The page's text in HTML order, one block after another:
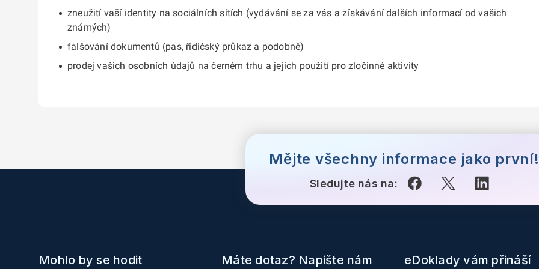
zneužití vaší identity na sociálních sítích (vydávání se za vás a získávání dalších informací od vašich
známých)
falšování dokumentů (pas, řidičský průkaz a podobně)
prodej vašich osobních údajů na černém trhu a jejich použití pro zločinné aktivity
Mějte všechny informace jako první!
Sledujte nás na:
Mohlo by se hodit Máte dotaz? Napište nám eDoklady vám přináší